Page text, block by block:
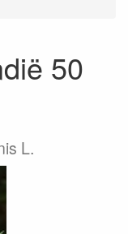
50
L.